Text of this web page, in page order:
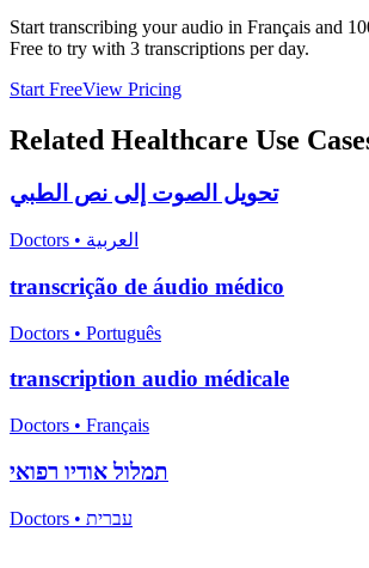
Start transcribing your audio in Français and
Free to try with 3 transcriptions per day.
Start FreeView Pricing
Related Healthcare Use
تحويل الصوت إلى نص الطبي
Doctors • العربية
transcrição de áudio médico
Doctors • Português
transcription audio médicale
Doctors • Français
תמלול אודיו רפואי
Doctors • עברית